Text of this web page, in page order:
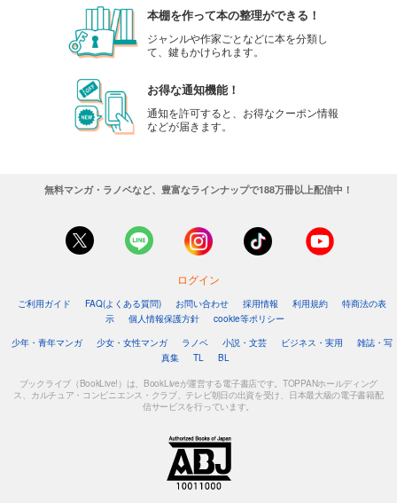
本棚を作って本の整理ができる！
ジャンルや作家ごとなどに本を分類し
て、鍵もかけられます。
お得な通知機能！
通知を許可すると、お得なクーポン情報
などが届きます。
無料マンガ・ラノベなど、豊富なラインナップで188万冊以上配信中！
ログイン
ご利用ガイド FAQ(よくある質問) お問い合わせ 採用情報 利用規約
特商法の表
示
個人情報保護方針
cookie等ポリシー
少年・青年マンガ
少女・女性マンガ ラノベ 小説・文芸 ビジネス・実用
雑誌・写
真集
TL BL
ブックライブ（BookLive!）は、BookLiveが運営する電子書店です。TOPPANホールディング
ス、カルチュア・コンビニエンス・クラブ、テレビ朝日の出資を受け、日本最大級の電子書籍配
信サービスを行っています。